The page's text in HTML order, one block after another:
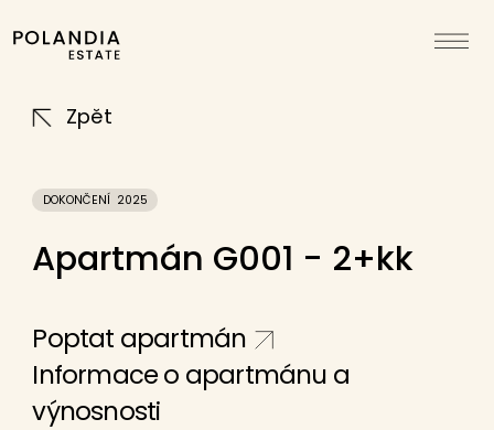
Zpět
DOKONČENÍ 2025
Apartmán G001 - 2+kk
Poptat apartmán
Informace o apartmánu a
výnosnosti